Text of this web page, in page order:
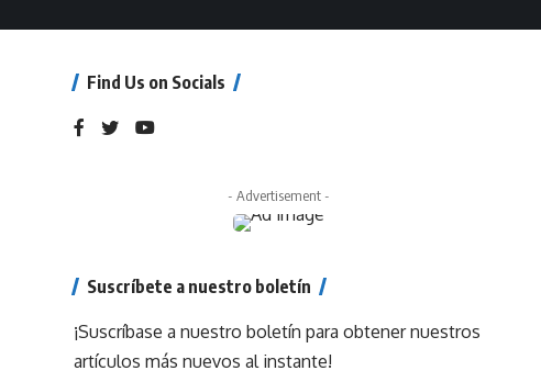
Find Us on Socials
- Advertisement -
Suscríbete a nuestro boletín
¡Suscríbase a nuestro boletín para obtener nuestros
artículos más nuevos al instante!